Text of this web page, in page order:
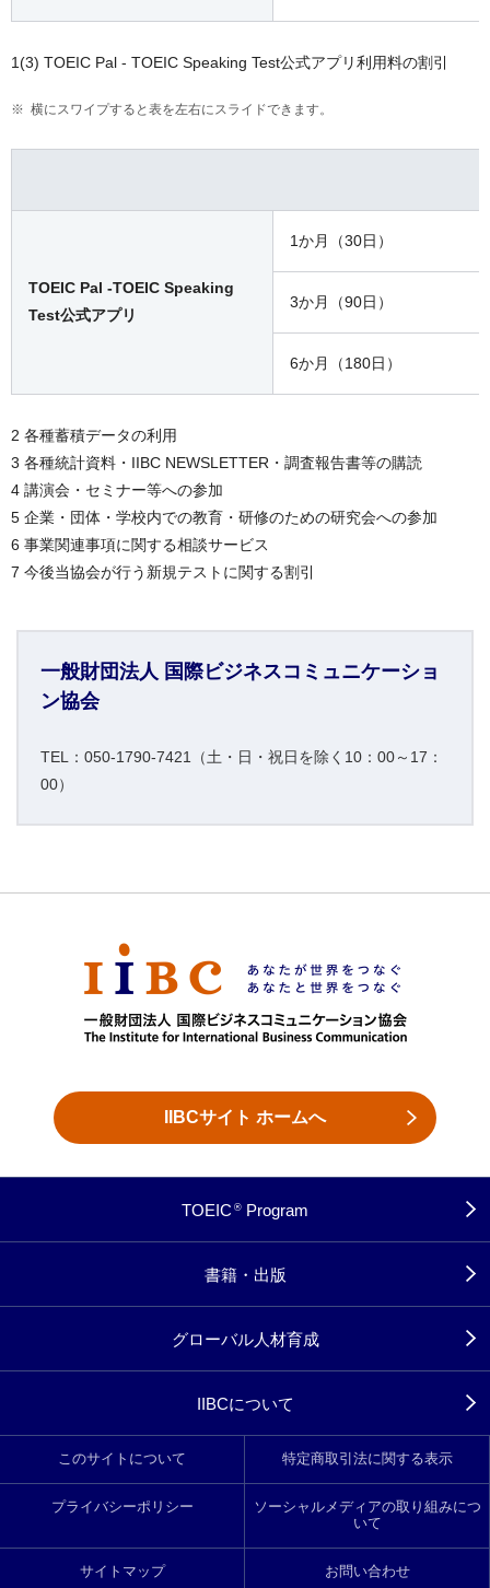
1(3) TOEIC Pal - TOEIC Speaking Test公式アプリ利用料の割引
横にスワイプすると表を左右にスライドできます。
TOEIC Pal -TOEIC Speaking
Test公式アプリ
1か月（30日）
3か月（90日）
6か月（180日）
2 各種蓄積データの利用
3 各種統計資料・IIBC NEWSLETTER・調査報告書等の購読
4 講演会・セミナー等への参加
5 企業・団体・学校内での教育・研修のための研究会への参加
6 事業関連事項に関する相談サービス
7 今後当協会が行う新規テストに関する割引
一般財団法人 国際ビジネスコミュニケーショ
ン協会
TEL：050-1790-7421（土・日・祝日を除く10：00～17：
00）
IIBCサイト ホームへ
TOEIC ® Program
書籍・出版
グローバル人材育成
IIBCについて
このサイトについて 特定商取引法に関する表示
プライバシーポリシー
ソーシャルメディアの取り組みにつ
いて
サイトマップ お問い合わせ